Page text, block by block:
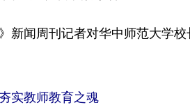
闻周刊记者对华中师范大学校
实教师教育之魂